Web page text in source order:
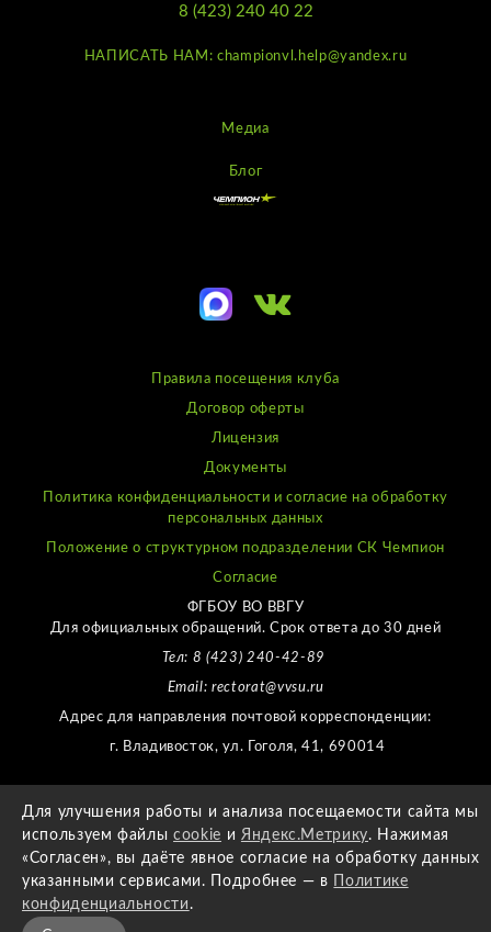
Для улучшения работы и анализа посещаемости сайта мы
используем файлыcookie и Яндекс.Метрику. Нажимая
«Согласен», вы даёте явное согласие на обработку данных
указанными сервисами. Подробнее — в
Политике
конфиденциальности .
8 (423) 240 40 22
НАПИСАТЬ НАМ: championvl.help@yandex.ru
Медиа
Блог
Правила посещения клуба
Договор оферты
Лицензия
Документы
Политика конфиденциальности и согласие на обработку
персональных данных
Положение о структурном подразделении СК Чемпион
Согласие
ФГБОУ ВО ВВГУ
Для официальных обращений. Срок ответа до 30 дней
Тел: 8 (423) 240-42-89
Email: rectorat@vvsu.ru
Адрес для направления почтовой корреспонденции:
г. Владивосток, ул. Гоголя, 41, 690014
СДЕЛАЛAIGER